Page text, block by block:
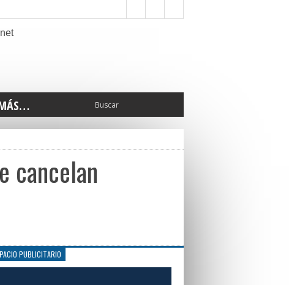
INTERIOR
DEPORTES
ELECCIONES 2025
LEGISLATIVO
cancelan
PUBLICITARIO